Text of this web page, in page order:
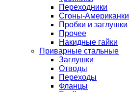
Переходники
Сгоны-Американки
Пробки и заглушки
Прочее
Накидные гайки
Приварные стальные
Заглушки
Отводы
Переходы
Фланцы